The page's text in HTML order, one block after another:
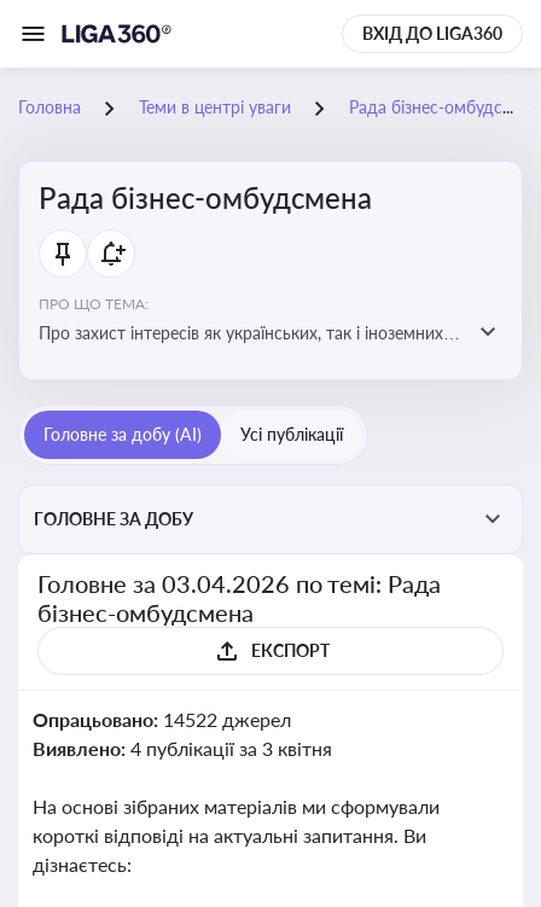
ВХІД ДО LIGA360
Головна Теми в центрі уваги Рада бізнес-омбудсмена
Рада бізнес-омбудсмена
ПРО ЩО ТЕМА:
Про захист інтересів як українських, так і іноземних
Головне за добу (AI) Усі публікації
ГОЛОВНЕ ЗА ДОБУ
Головне за 03.04.2026 по темі: Рада
бізнес-омбудсмена
ЕКСПОРТ
Опрацьовано: 14522 джерел
Виявлено: 4 публікації за 3 квітня
На основі зібраних матеріалів ми сформували
короткі відповіді на актуальні запитання. Ви
дізнаєтесь: